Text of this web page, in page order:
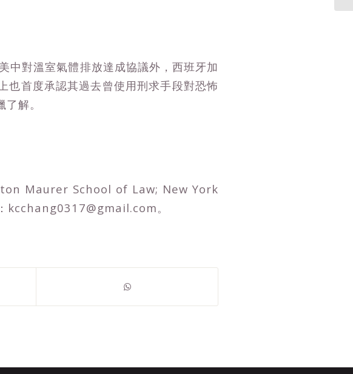
中對溫室氣體排放達成協議外，西班牙加
也首度承認其過去曾使用刑求手段對恐怖
解。
Maurer School of Law; New York
。